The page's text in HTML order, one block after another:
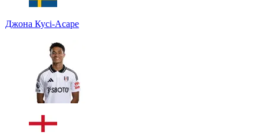
Джона Кусі-Асаре